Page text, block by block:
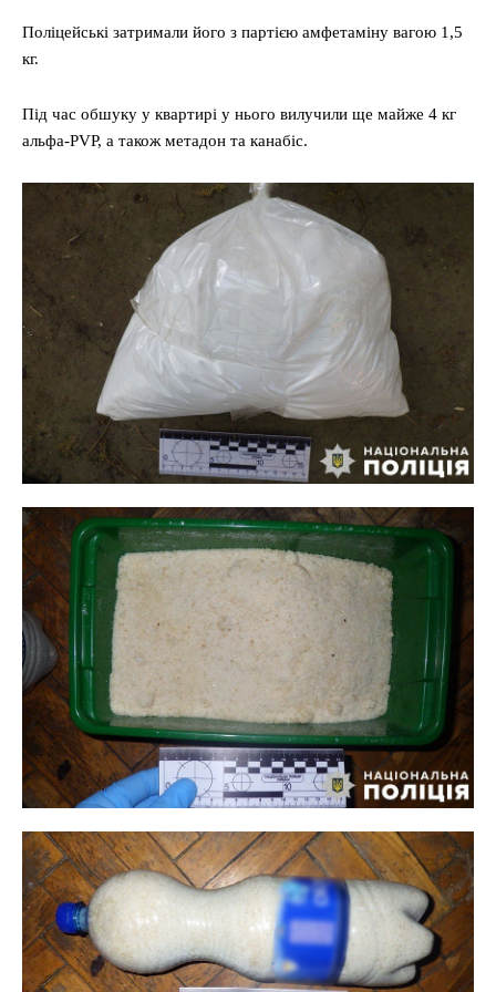
Поліцейські затримали його з партією амфетаміну вагою 1,5
кг.
Під час обшуку у квартирі у нього вилучили ще майже 4 кг
альфа-PVP, а також метадон та канабіс.